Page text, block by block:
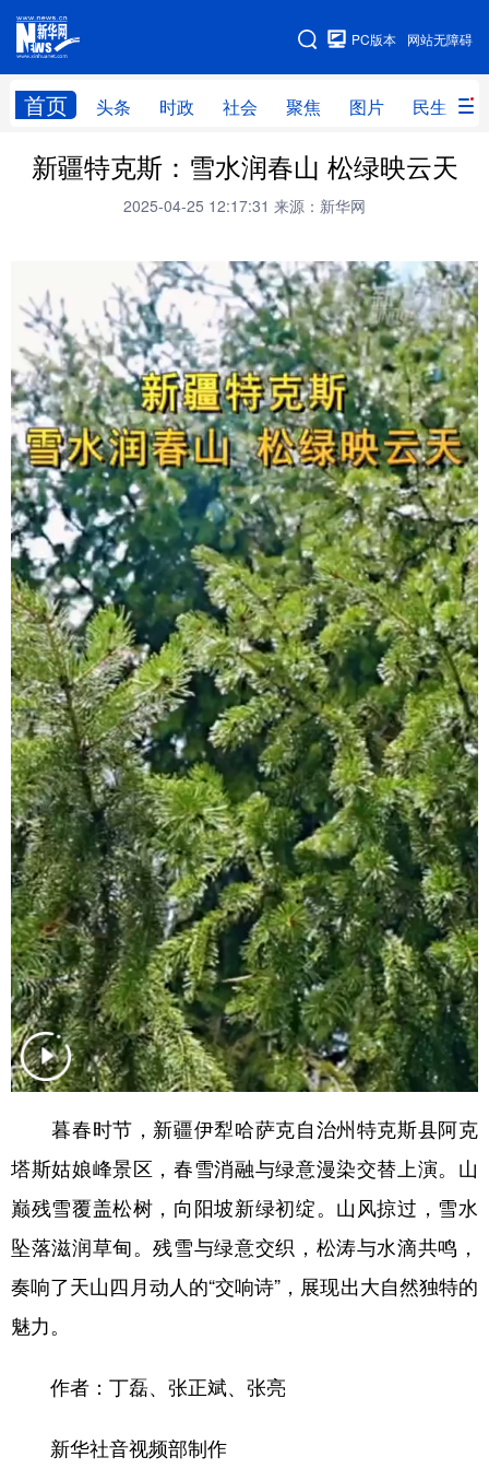
网站无障碍
PC版本
首页 头条 时政 社会 聚焦 图片 民生
网站地图
头条 时政 社会 聚焦
民生 访谈
专题 服务 援疆
云游新疆 云端悦读 云看书画 光影新疆
人事频道 融媒体联播 廉政频道 新华视角看新疆
地方频道
北京 天津 河北 山西
辽宁 吉林 上海 江苏
浙江 安徽 福建 江西
山东 河南 湖北 湖南
广东 广西 海南 重庆
四川 贵州 云南 西藏
陕西 甘肃 青海 宁夏
新疆 内蒙古 黑龙江
多语种频道
English Español Français عربى
Русский язык 日本語 한국어
Deutsch Português
新疆特克斯：雪水润春山 松绿映云天
2025-04-25 12:17:31 来源：新华网
暮春时节，新疆伊犁哈萨克自治州特克斯县阿克
塔斯姑娘峰景区，春雪消融与绿意漫染交替上演。山
巅残雪覆盖松树，向阳坡新绿初绽。山风掠过，雪水
坠落滋润草甸。残雪与绿意交织，松涛与水滴共鸣，
奏响了天山四月动人的“交响诗”，展现出大自然独特的
魅力。
作者：丁磊、张正斌、张亮
新华社音视频部制作